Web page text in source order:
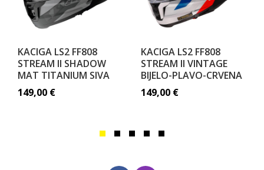
KACIGA LS2 FF808
STREAM II SHADOW
MAT TITANIUM SIVA
149,00 €
KACIGA LS2 FF808
STREAM II VINTAGE
BIJELO-PLAVO-CRVENA
149,00 €